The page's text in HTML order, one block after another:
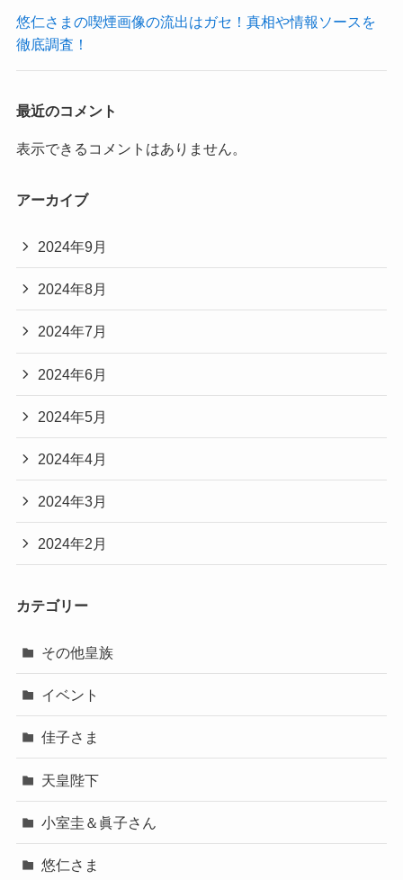
悠仁さまの喫煙画像の流出はガセ！真相や情報ソースを
徹底調査！
最近のコメント
表示できるコメントはありません。
アーカイブ
2024年9月
2024年8月
2024年7月
2024年6月
2024年5月
2024年4月
2024年3月
2024年2月
カテゴリー
その他皇族
イベント
佳子さま
天皇陛下
小室圭＆眞子さん
悠仁さま